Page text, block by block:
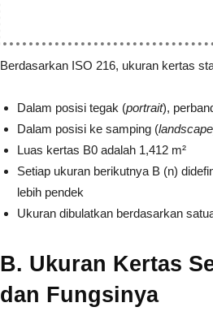
Berdasarkan ISO 216, ukuran kertas
Dalam posisi tegak (portrait),
Dalam posisi ke samping (landscape
Luas kertas B0 adalah 1,412 m²
Setiap ukuran berikutnya B (n)
lebih pendek
Ukuran dibulatkan berdasarkan
B. Ukuran Kertas
dan Fungsinya